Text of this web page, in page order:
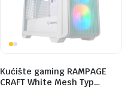
Kućište gaming RAMPAGE
CRAFT White Mesh Typ…